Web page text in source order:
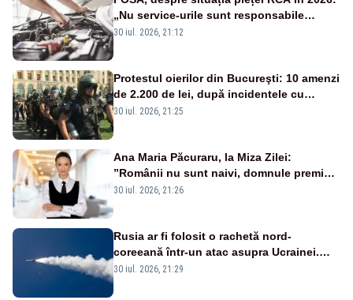
„Nu service-urile sunt responsabile
pentru scumpirea polițelor”
30 iul. 2026, 21:12
Protestul oierilor din Bucureşti: 10 amenzi
de 2.200 de lei, după incidentele cu
jandarmii
30 iul. 2026, 21:25
Ana Maria Păcuraru, la Miza Zilei:
”Românii nu sunt naivi, domnule premier
Bolojan”
30 iul. 2026, 21:26
Rusia ar fi folosit o rachetă nord-
coreeană într-un atac asupra Ucrainei.
Este pentru prima dată în acest an
30 iul. 2026, 21:29